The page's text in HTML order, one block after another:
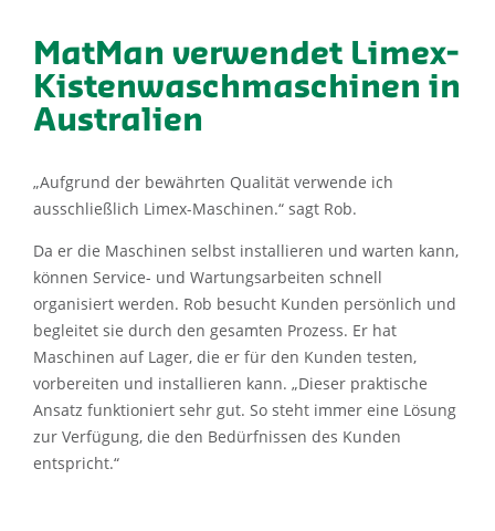
MatMan verwendet Limex-
Kistenwaschmaschinen in
Australien
„Aufgrund der bewährten Qualität verwende ich
ausschließlich Limex-Maschinen.“ sagt Rob.
Da er die Maschinen selbst installieren und warten kann,
können Service- und Wartungsarbeiten schnell
organisiert werden. Rob besucht Kunden persönlich und
begleitet sie durch den gesamten Prozess. Er hat
Maschinen auf Lager, die er für den Kunden testen,
vorbereiten und installieren kann. „Dieser praktische
Ansatz funktioniert sehr gut. So steht immer eine Lösung
zur Verfügung, die den Bedürfnissen des Kunden
entspricht.“